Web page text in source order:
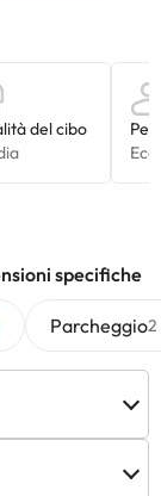
soggette a
specifiche
Parcheggio2